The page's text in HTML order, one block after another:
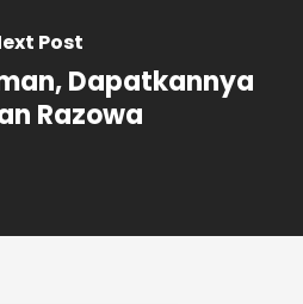
Post
Dapatkannya
Razowa